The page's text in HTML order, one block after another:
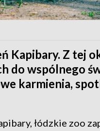
Kapibary. Z tej
do wspólnego
karmienia,
łódzkie zoo